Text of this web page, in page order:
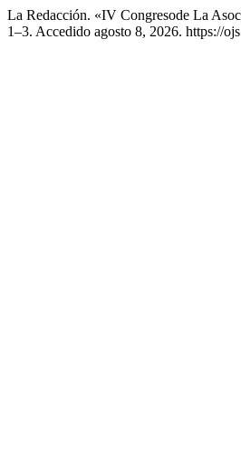
La Redacción. «IV Congresode La
1–3. Accedido agosto 8, 2026. https://